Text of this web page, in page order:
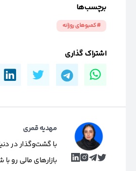
برچسب‌ها
#کمبوهای روزانه
اشتراک گذاری
مهدیه قمری
با گشت‌وگذار در
بازارهای مالی رو